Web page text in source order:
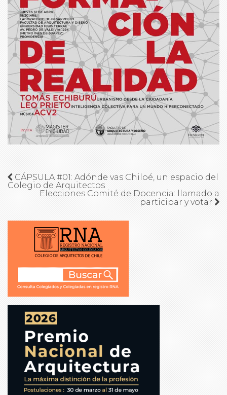
CÁPSULA #01: Adónde vas Chiloé, un espacio del
Colegio de Arquitectos
Elecciones Comité de Docencia: llamado a
participar y votar